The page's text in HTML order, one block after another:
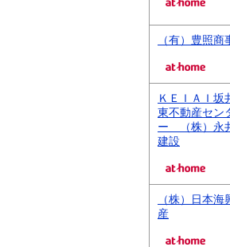
（有）豊照商
ＫＥＩＡＩ坂
東不動産セン
ー （株）永
建設
（株）日本海
産